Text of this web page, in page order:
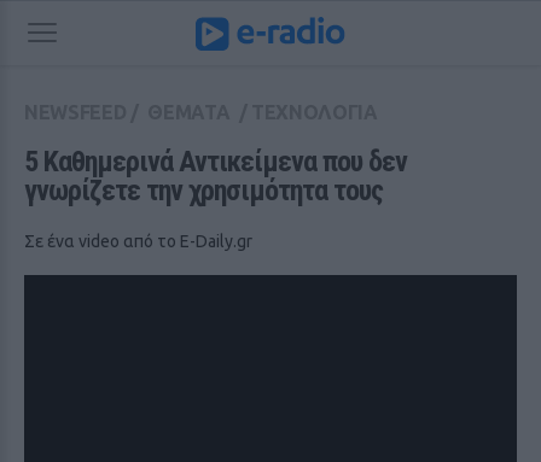
5 Καθημερινά Αντικείμενα που δεν
γνωρίζετε την χρησιμότητα τους
Σε ένα video από το E-Daily.gr